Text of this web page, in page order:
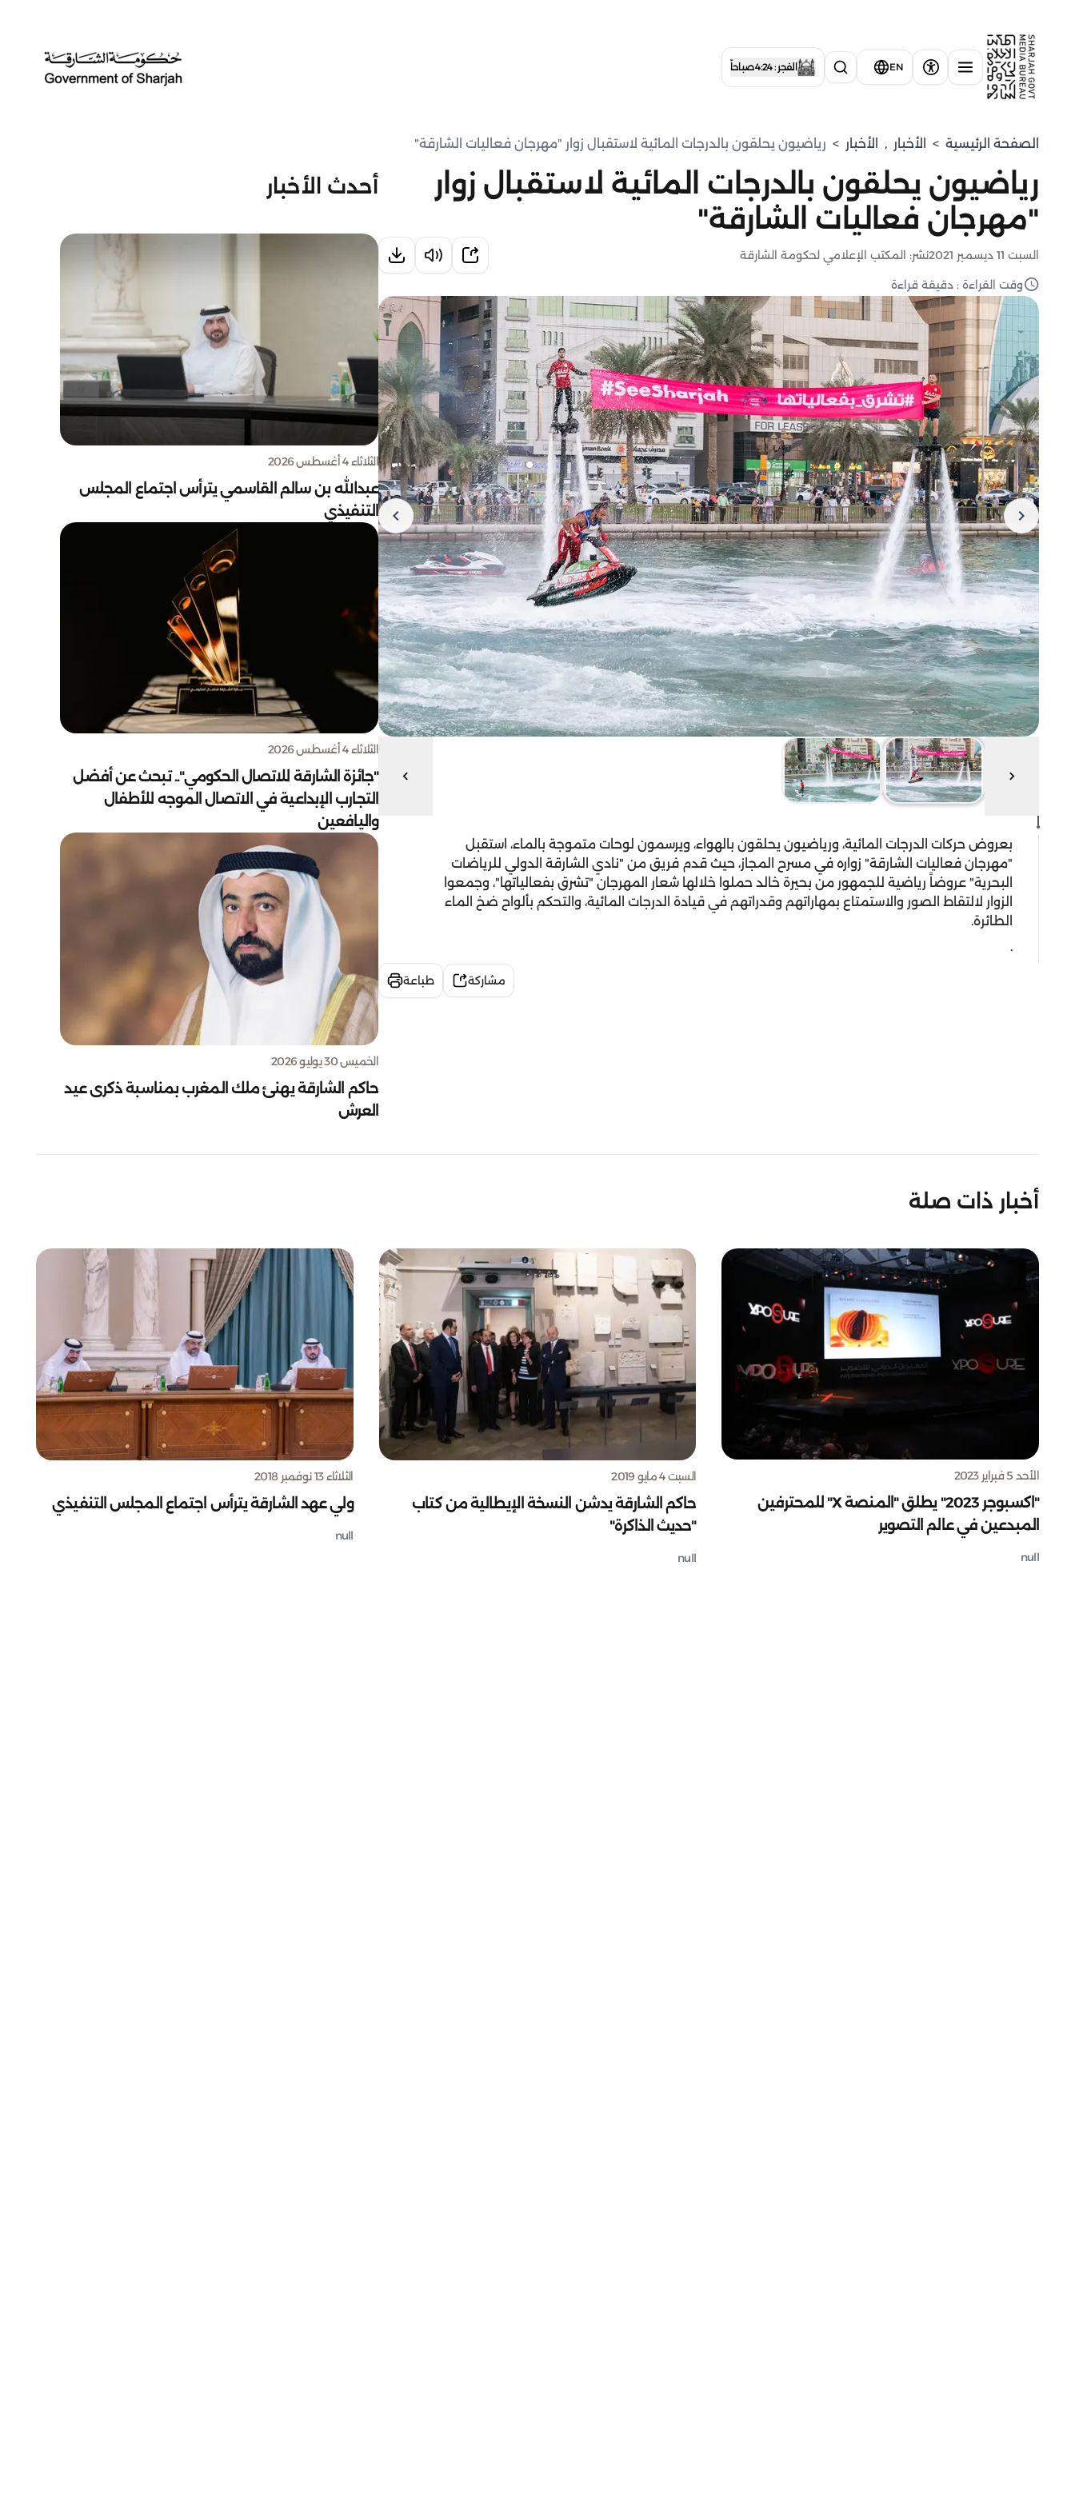
EN الفجر : 4:24 صباحاً
الصفحة الرئيسية > الأخبار , الأخبار > رياضيون يحلقون بالدرجات المائية لاستقبال زوار "مهرجان فعاليات الشارقة"
رياضيون يحلقون بالدرجات المائية لاستقبال زوار
"مهرجان فعاليات الشارقة"
السبت 11 ديسمبر 2021 نشر: المكتب الإعلامي لحكومة الشارقة
وقت القراءة : دقيقة قراءة
بعروض حركات الدرجات المائية، ورياضيون يحلقون بالهواء، ويرسمون لوحات متموجة بالماء، استقبل
"مهرجان فعاليات الشارقة" زواره في مسرح المجاز، حيث قدم فريق من "نادي الشارقة الدولي للرياضات
البحرية" عروضاً رياضية للجمهور من بحيرة خالد حملوا خلالها شعار المهرجان "تشرق بفعالياتها"، وجمعوا
الزوار لالتقاط الصور والاستمتاع بمهاراتهم وقدراتهم في قيادة الدرجات المائية، والتحكم بألواح ضخ الماء
الطائرة.
.
مشاركة طباعة
أحدث الأخبار
الثلاثاء 4 أغسطس 2026
عبدالله بن سالم القاسمي يترأس اجتماع المجلس
التنفيذي
الثلاثاء 4 أغسطس 2026
"جائزة الشارقة للاتصال الحكومي".. تبحث عن أفضل
التجارب الإبداعية في الاتصال الموجه للأطفال
واليافعين
الخميس 30 يوليو 2026
حاكم الشارقة يهنئ ملك المغرب بمناسبة ذكرى عيد
العرش
أخبار ذات صلة
الأحد 5 فبراير 2023
"اكسبوجر 2023" يطلق "المنصة X" للمحترفين
المبدعين في عالم التصوير
null
السبت 4 مايو 2019
حاكم الشارقة يدشن النسخة الإيطالية من كتاب
"حديث الذاكرة"
null
الثلاثاء 13 نوفمبر 2018
ولي عهد الشارقة يترأس اجتماع المجلس التنفيذي
null